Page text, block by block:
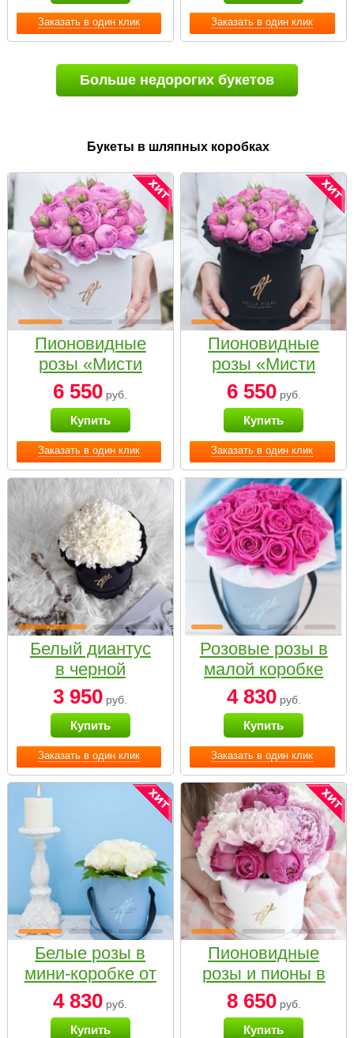
Заказать в один клик Заказать в один клик
Больше недорогих букетов
Букеты в шляпных коробках
Заказать в один клик
Пионовидные
розы «Мисти
бабблс» в белой
коробке Small
6 550 руб.
Купить
Заказать в один клик
Пионовидные
розы «Мисти
бабблс» в
черной коробке
Small
6 550руб.
Купить
Заказать в один клик
Белый диантус
в черной
коробке Small
3 950 руб.
Купить
Заказать в один клик
Розовые розы в
малой коробке
4 830руб.
Купить
Белые розы в
мини-коробке от
Bella Fiori
4 830 руб.
Купить
Пионовидные
розы и пионы в
белой коробке
Small
8 650руб.
Купить